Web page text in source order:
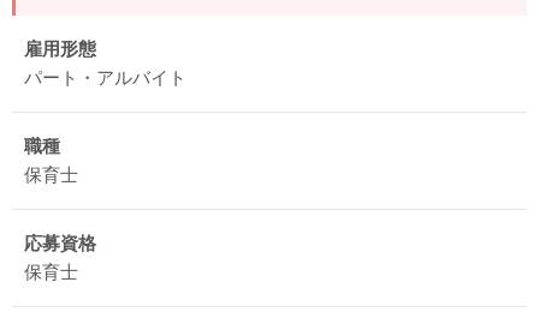
雇用形態
パート・アルバイト
職種
保育士
応募資格
保育士